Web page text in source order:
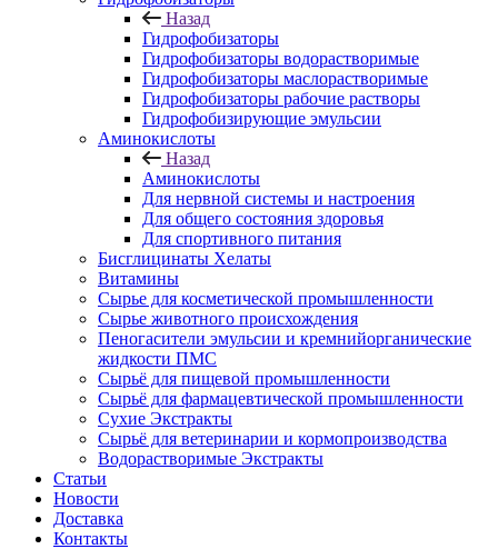
Назад
Гидрофобизаторы
Гидрофобизаторы водорастворимые
Гидрофобизаторы маслорастворимые
Гидрофобизаторы рабочие растворы
Гидрофобизирующие эмульсии
Аминокислоты
Назад
Аминокислоты
Для нервной системы и настроения
Для общего состояния здоровья
Для спортивного питания
Бисглицинаты Хелаты
Витамины
Сырье для косметической промышленности
Сырье животного происхождения
Пеногасители эмульсии и кремнийорганические
жидкости ПМС
Сырьё для пищевой промышленности
Сырьё для фармацевтической промышленности
Сухие Экстракты
Сырьё для ветеринарии и кормопроизводства
Водорастворимые Экстракты
Статьи
Новости
Доставка
Контакты